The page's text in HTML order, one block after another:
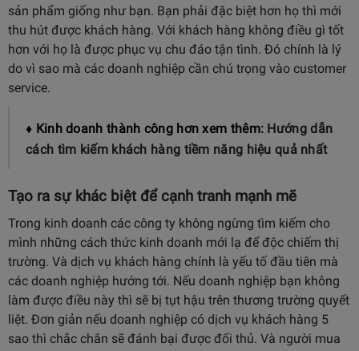
sản phẩm giống như bạn. Bạn phải đặc biệt hơn họ thì mới
thu hút được khách hàng. Với khách hàng không điều gì tốt
hơn với họ là được phục vụ chu đáo tận tình. Đó chính là lý
do vì sao mà các doanh nghiệp cần chú trọng vào customer
service.
♦ Kinh doanh thành công hơn xem thêm: Hướng dẫn
cách tìm kiếm khách hàng tiềm năng hiệu quả nhất
Tạo ra sự khác biệt để cạnh tranh mạnh mẽ
Trong kinh doanh các công ty không ngừng tìm kiếm cho
mình những cách thức kinh doanh mới lạ để độc chiếm thị
trường. Và dịch vụ khách hàng chính là yếu tố đầu tiên mà
các doanh nghiệp hướng tới. Nếu doanh nghiệp bạn không
làm được điều này thì sẽ bị tụt hậu trên thương trường quyết
liệt. Đơn giản nếu doanh nghiệp có dịch vụ khách hàng 5
sao thì chắc chắn sẽ đánh bại được đối thủ. Và người mua